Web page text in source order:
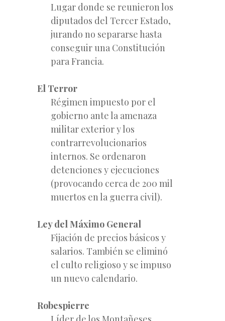
Lugar donde se reunieron los
diputados del Tercer Estado,
jurando no separarse hasta
conseguir una Constitución
para Francia.
El Terror
Régimen impuesto por el
gobierno ante la amenaza
militar exterior y los
contrarrevolucionarios
internos. Se ordenaron
detenciones y ejecuciones
(provocando cerca de 200 mil
muertos en la guerra civil).
Ley del Máximo General
Fijación de precios básicos y
salarios. También se eliminó
el culto religioso y se impuso
un nuevo calendario.
Robespierre